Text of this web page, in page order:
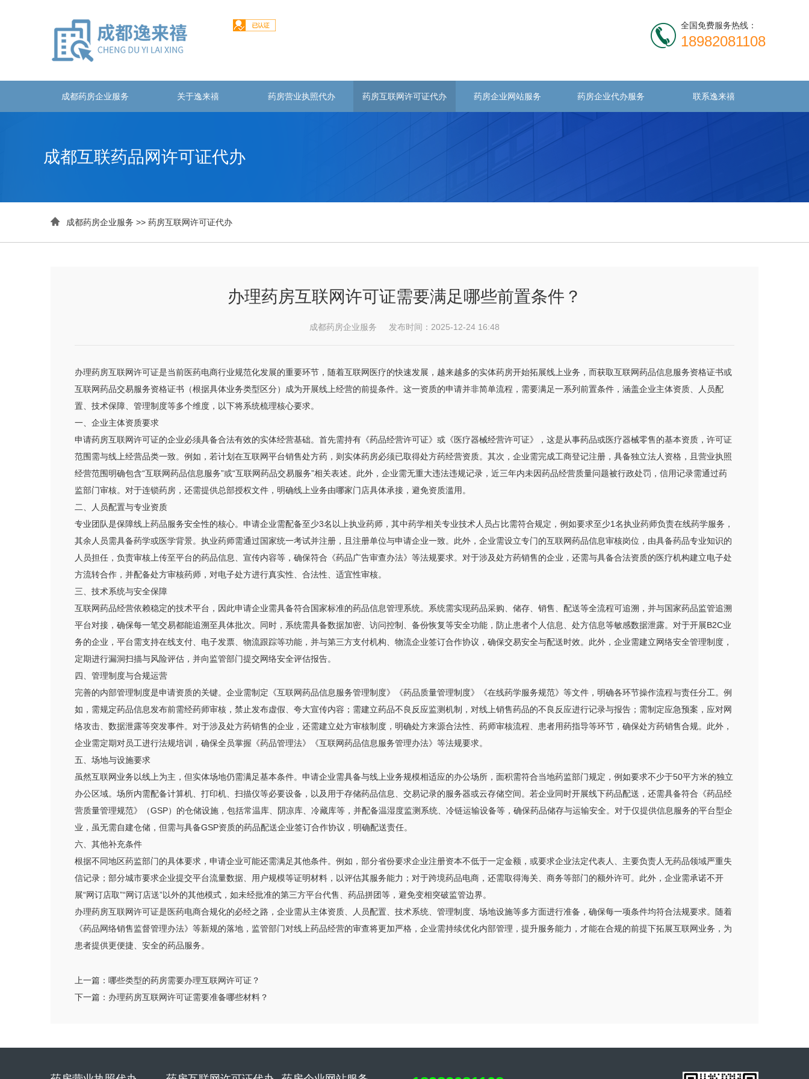
全国免费服务热线：
18982081108
成都药房企业服务 关于逸来禧 药房营业执照代办 药房互联网许可证代办 药房企业网站服务 药房企业代办服务 联系逸来禧
成都互联药品网许可证代办
 成都药房企业服务 >> 药房互联网许可证代办
办理药房互联网许可证需要满足哪些前置条件？
成都药房企业服务 发布时间：2025-12-24 16:48
办理药房互联网许可证是当前医药电商行业规范化发展的重要环节，随着互联网医疗的快速发展，越来越多的实体药房开始拓展线上业务，而获取互联网药品信息服务资格证书或
互联网药品交易服务资格证书（根据具体业务类型区分）成为开展线上经营的前提条件。这一资质的申请并非简单流程，需要满足一系列前置条件，涵盖企业主体资质、人员配
置、技术保障、管理制度等多个维度，以下将系统梳理核心要求。
一、企业主体资质要求
申请药房互联网许可证的企业必须具备合法有效的实体经营基础。首先需持有《药品经营许可证》或《医疗器械经营许可证》，这是从事药品或医疗器械零售的基本资质，许可证
范围需与线上经营品类一致。例如，若计划在互联网平台销售处方药，则实体药房必须已取得处方药经营资质。其次，企业需完成工商登记注册，具备独立法人资格，且营业执照
经营范围明确包含“互联网药品信息服务”或“互联网药品交易服务”相关表述。此外，企业需无重大违法违规记录，近三年内未因药品经营质量问题被行政处罚，信用记录需通过药
监部门审核。对于连锁药房，还需提供总部授权文件，明确线上业务由哪家门店具体承接，避免资质滥用。
二、人员配置与专业资质
专业团队是保障线上药品服务安全性的核心。申请企业需配备至少3名以上执业药师，其中药学相关专业技术人员占比需符合规定，例如要求至少1名执业药师负责在线药学服务，
其余人员需具备药学或医学背景。执业药师需通过国家统一考试并注册，且注册单位与申请企业一致。此外，企业需设立专门的互联网药品信息审核岗位，由具备药品专业知识的
人员担任，负责审核上传至平台的药品信息、宣传内容等，确保符合《药品广告审查办法》等法规要求。对于涉及处方药销售的企业，还需与具备合法资质的医疗机构建立电子处
方流转合作，并配备处方审核药师，对电子处方进行真实性、合法性、适宜性审核。
三、技术系统与安全保障
互联网药品经营依赖稳定的技术平台，因此申请企业需具备符合国家标准的药品信息管理系统。系统需实现药品采购、储存、销售、配送等全流程可追溯，并与国家药品监管追溯
平台对接，确保每一笔交易都能追溯至具体批次。同时，系统需具备数据加密、访问控制、备份恢复等安全功能，防止患者个人信息、处方信息等敏感数据泄露。对于开展B2C业
务的企业，平台需支持在线支付、电子发票、物流跟踪等功能，并与第三方支付机构、物流企业签订合作协议，确保交易安全与配送时效。此外，企业需建立网络安全管理制度，
定期进行漏洞扫描与风险评估，并向监管部门提交网络安全评估报告。
四、管理制度与合规运营
完善的内部管理制度是申请资质的关键。企业需制定《互联网药品信息服务管理制度》《药品质量管理制度》《在线药学服务规范》等文件，明确各环节操作流程与责任分工。例
如，需规定药品信息发布前需经药师审核，禁止发布虚假、夸大宣传内容；需建立药品不良反应监测机制，对线上销售药品的不良反应进行记录与报告；需制定应急预案，应对网
络攻击、数据泄露等突发事件。对于涉及处方药销售的企业，还需建立处方审核制度，明确处方来源合法性、药师审核流程、患者用药指导等环节，确保处方药销售合规。此外，
企业需定期对员工进行法规培训，确保全员掌握《药品管理法》《互联网药品信息服务管理办法》等法规要求。
五、场地与设施要求
虽然互联网业务以线上为主，但实体场地仍需满足基本条件。申请企业需具备与线上业务规模相适应的办公场所，面积需符合当地药监部门规定，例如要求不少于50平方米的独立
办公区域。场所内需配备计算机、打印机、扫描仪等必要设备，以及用于存储药品信息、交易记录的服务器或云存储空间。若企业同时开展线下药品配送，还需具备符合《药品经
营质量管理规范》（GSP）的仓储设施，包括常温库、阴凉库、冷藏库等，并配备温湿度监测系统、冷链运输设备等，确保药品储存与运输安全。对于仅提供信息服务的平台型企
业，虽无需自建仓储，但需与具备GSP资质的药品配送企业签订合作协议，明确配送责任。
六、其他补充条件
根据不同地区药监部门的具体要求，申请企业可能还需满足其他条件。例如，部分省份要求企业注册资本不低于一定金额，或要求企业法定代表人、主要负责人无药品领域严重失
信记录；部分城市要求企业提交平台流量数据、用户规模等证明材料，以评估其服务能力；对于跨境药品电商，还需取得海关、商务等部门的额外许可。此外，企业需承诺不开
展“网订店取”“网订店送”以外的其他模式，如未经批准的第三方平台代售、药品拼团等，避免变相突破监管边界。
办理药房互联网许可证是医药电商合规化的必经之路，企业需从主体资质、人员配置、技术系统、管理制度、场地设施等多方面进行准备，确保每一项条件均符合法规要求。随着
《药品网络销售监督管理办法》等新规的落地，监管部门对线上药品经营的审查将更加严格，企业需持续优化内部管理，提升服务能力，才能在合规的前提下拓展互联网业务，为
患者提供更便捷、安全的药品服务。
上一篇： 哪些类型的药房需要办理互联网许可证？
下一篇： 办理药房互联网许可证需要准备哪些材料？